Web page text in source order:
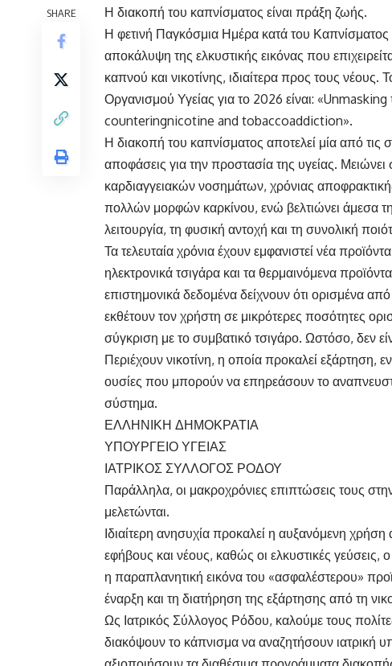
SHARE
Η διακοπή του καπνίσματος είναι πράξη ζωής.
Η φετινή Παγκόσμια Ημέρα κατά του Καπνίσματος
αποκάλυψη της ελκυστικής εικόνας που
καπνού και νικοτίνης, ιδιαίτερα προς τους
Οργανισμού Υγείας για το 2026 είναι:
counteringnicotine and tobaccoaddiction».
Η διακοπή του καπνίσματος αποτελεί μία από τις
αποφάσεις για την προστασία της υγείας. Μειώνει
καρδιαγγειακών νοσημάτων, χρόνιας
πολλών μορφών καρκίνου, ενώ βελτιώνει άμεσα
λειτουργία, τη φυσική αντοχή και τη συνολική
Τα τελευταία χρόνια έχουν εμφανιστεί νέα
ηλεκτρονικά τσιγάρα και τα θερμαινόμενα
επιστημονικά δεδομένα δείχνουν ότι ορισμένα
εκθέτουν τον χρήστη σε μικρότερες ποσότητες
σύγκριση με το συμβατικό τσιγάρο. Ωστόσο, δεν
Περιέχουν νικοτίνη, η οποία προκαλεί εξάρτηση,
ουσίες που μπορούν να επηρεάσουν το
σύστημα.
ΕΛΛΗΝΙΚΗ ΔΗΜΟΚΡΑΤΙΑ
ΥΠΟΥΡΓΕΙΟ ΥΓΕΙΑΣ
ΙΑΤΡΙΚΟΣ ΣΥΛΛΟΓΟΣ ΡΟΔΟΥ
Παράλληλα, οι μακροχρόνιες επιπτώσεις τους
μελετώνται.
Ιδιαίτερη ανησυχία προκαλεί η αυξανόμενη
εφήβους και νέους, καθώς οι ελκυστικές γεύσεις,
η παραπλανητική εικόνα του «ασφαλέστερου»
έναρξη και τη διατήρηση της εξάρτησης από τη
Ως Ιατρικός Σύλλογος Ρόδου, καλούμε τους
διακόψουν το κάπνισμα να αναζητήσουν ιατρική